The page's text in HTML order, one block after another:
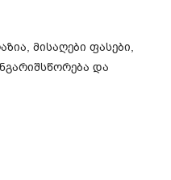
მისაღები ფასები,
და